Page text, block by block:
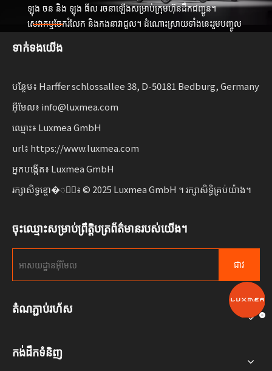
ឡុង ចន និង ឡុង ធីល រចនាឡើងសម្រាប់ក្រុមហ៊ុនដឹកជញ្ជូន។
សេវាកម្មចែករំលែក និងកងនាវាជួល។ ដំណោះស្រាយទាំងនេះរួមបញ្ចូល
គ្នានូវមុខងារ
ជាមួយនឹងភាពបត់បែនសម្រាប់អាជីវកម្ម ពង្រីកការចល័តប្រកបដោយ
ទាក់ទង​យើង
បន្ថែម៖ Harffer schlossallee 38, D-50181 Bedburg, Germany
អ៊ីមែល៖ info@luxmea.com
ឈ្មោះ៖ Luxmea GmbH
url៖ https://www.luxmea.com
អ្នកបង្កើត៖ Luxmea GmbH
រក្សាសិទ្ធខ្ចោ�ាំ៖ © 2025 Luxmea GmbH ។ រក្សាសិទ្ធិគ្រប់យ៉ាង។
ចុះឈ្មោះសម្រាប់ព្រឹត្តិបត្រព័ត៌មានរបស់យើង។
ជាវ
តំណភ្ជាប់រហ័ស
កង់ដឹកទំនិញ